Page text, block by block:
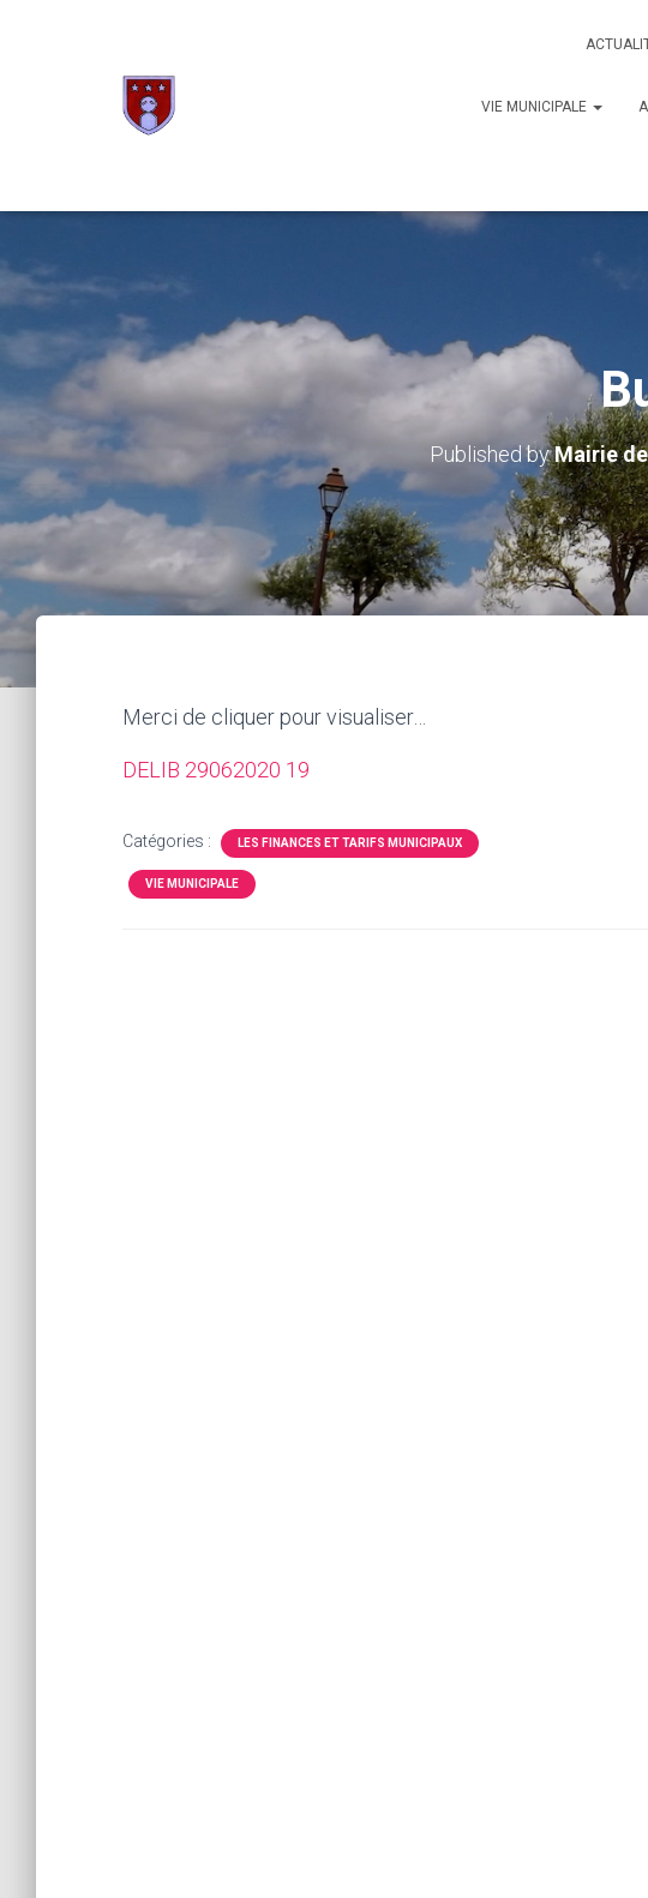
VIE MUNICIPALE
Published byMairie
Merci de cliquer pour visualiser…
DELIB 29062020 19
Catégories : LES FINANCES ET TARIFS MUNICIPAUX
VIE MUNICIPALE